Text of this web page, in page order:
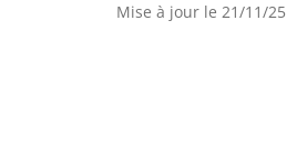
Mise à jour le 21/11/25